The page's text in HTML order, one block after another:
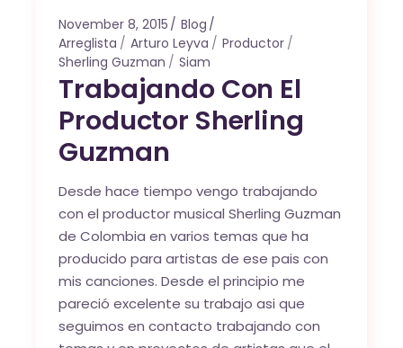
November 8, 2015
Blog
Arreglista
Arturo Leyva
Productor
Sherling Guzman
Siam
Trabajando Con El
Productor Sherling
Guzman
Desde hace tiempo vengo trabajando
con el productor musical Sherling Guzman
de Colombia en varios temas que ha
producido para artistas de ese pais con
mis canciones. Desde el principio me
pareció excelente su trabajo asi que
seguimos en contacto trabajando con